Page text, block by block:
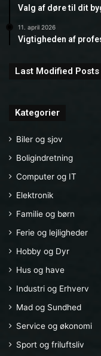
Valg af døre til dit
11. april 2026
Vigtigheden af
Last Modified Posts
Kategorier
Biler og sjov
Boligindretning
Computer og IT
Elektronik
Familie og børn
Ferie og lejligheder
Hobby og Dyr
Hus og have
Industri og Erhverv
Mad og Sundhed
Service og økonomi
Sport og friluftsliv